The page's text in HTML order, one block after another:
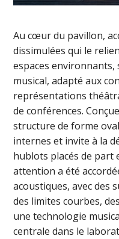
Au cœur du pavillon,
dissimulées qui le
espaces
musical, adapté aux
représentations
de conférences.
structure de forme
internes et invite à la
hublots placés de part
attention a été
acoustiques, avec des
des limites courbes,
une technologie
centrale dans le